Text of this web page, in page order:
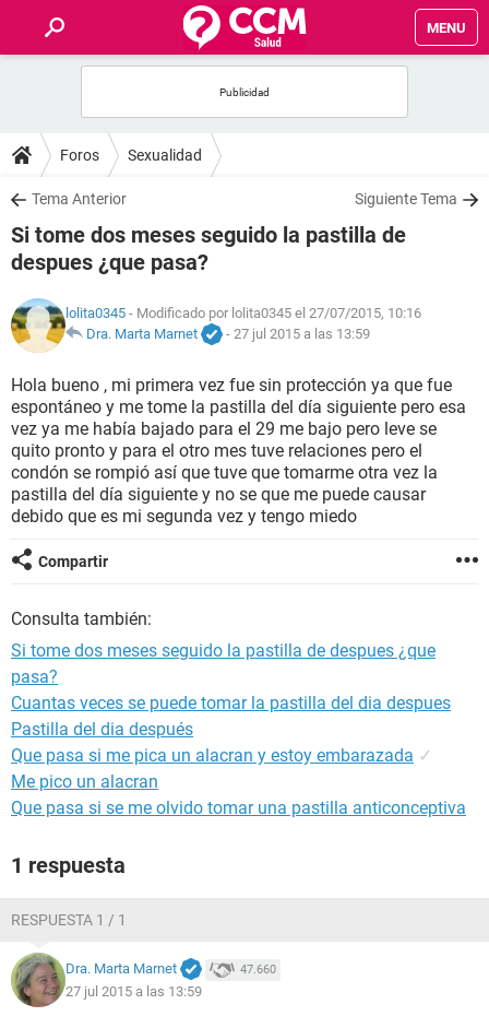
MENU
FOROS
SALUD
FAMILIA
NUTRICIÓN
SEXUALIDAD
GLOSARIO
Foros Sexualidad
Tema Anterior Siguiente Tema
Si tome dos meses seguido la pastilla de
despues ¿que pasa?
lolita0345 - Modificado por lolita0345 el 27/07/2015, 10:16
Dra. Marta Marnet
- 27 jul 2015 a las 13:59
Hola bueno , mi primera vez fue sin protección ya que fue
espontáneo y me tome la pastilla del día siguiente pero esa
vez ya me había bajado para el 29 me bajo pero leve se
quito pronto y para el otro mes tuve relaciones pero el
condón se rompió así que tuve que tomarme otra vez la
pastilla del día siguiente y no se que me puede causar
debido que es mi segunda vez y tengo miedo
Compartir
Consulta también:
Si tome dos meses seguido la pastilla de despues ¿que
pasa?
Cuantas veces se puede tomar la pastilla del dia despues
Pastilla del dia después
Que pasa si me pica un alacran y estoy embarazada ✓
Me pico un alacran
Que pasa si se me olvido tomar una pastilla anticonceptiva
1 respuesta
RESPUESTA 1 / 1
Dra. Marta Marnet 47.660
27 jul 2015 a las 13:59